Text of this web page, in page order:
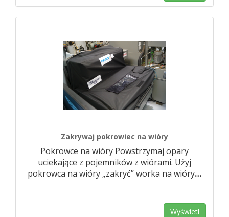
Zakrywaj pokrowiec na wióry
Pokrowce na wióry Powstrzymaj opary
uciekające z pojemników z wiórami. Użyj
pokrowca na wióry „zakryć” worka na wióry…
Wyświetl